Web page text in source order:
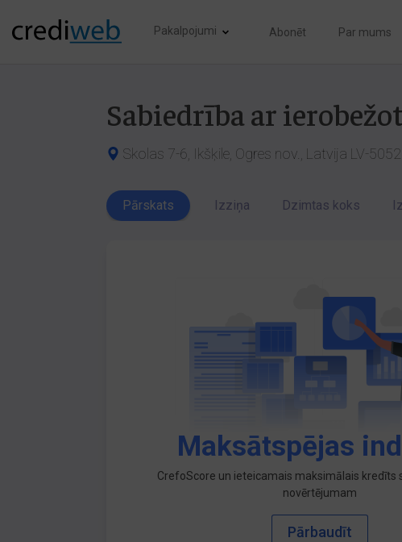
Pakalpojumi Abonēt Par mums
Sabiedrība ar
Skolas 7-6, Ikšķile, Ogres nov., Latvija LV-5052
Pārskats Izziņa Dzimtas koks
Maksātspējas
CrefoScore un ieteicamais maksimālais kredīts
novērtējumam
Pārbaudīt